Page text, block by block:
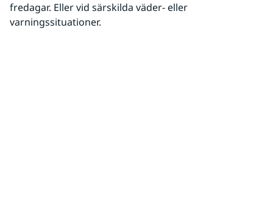
fredagar. Eller vid särskilda väder- eller
varningssituationer.